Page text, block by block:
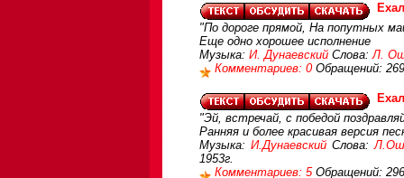
"По дороге прямой, На попутных
Еще одно хорошее исполнение
Музыка: И. Дунаевский Слова:Л.
Комментариев: 0 Обращений:
"Эй, встречай, с победой
Ранняя и более красивая версия
Музыка:И.Дунаевский Слова:
1953г.
Комментариев: 5 Обращений: